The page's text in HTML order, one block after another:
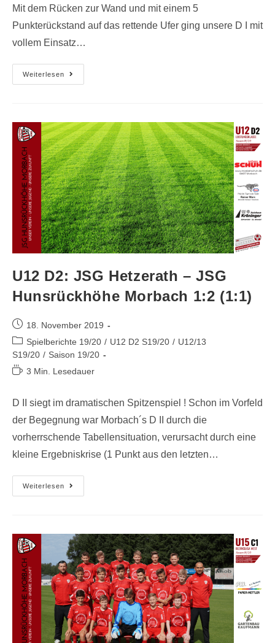
Mit dem Rücken zur Wand und mit einem 5
Punkterückstand auf das rettende Ufer ging unsere D I mit
vollem Einsatz…
Weiterlesen
U12 D2: JSG Hetzerath – JSG
Hunsrückhöhe Morbach 1:2 (1:1)
18. November 2019
Spielberichte 19/20 / U12 D2 S19/20 / U12/13
S19/20 / Saison 19/20
3 Min. Lesedauer
D II siegt im dramatischen Spitzenspiel ! Schon im Vorfeld
der Begegnung war Morbach´s D II durch die
vorherrschende Tabellensituation, verursacht durch eine
kleine Ergebniskrise (1 Punkt aus den letzten…
Weiterlesen